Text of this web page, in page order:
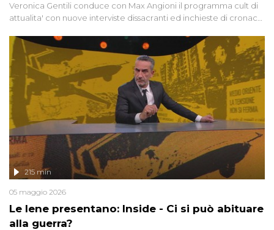
Veronica Gentili conduce con Max Angioni il programma cult di
attualita' con nuove interviste dissacranti ed inchieste di cronaca
Le Iene presentano: Inside - Ci si può abituare
alla guerra?
215 min
05 maggio 2026